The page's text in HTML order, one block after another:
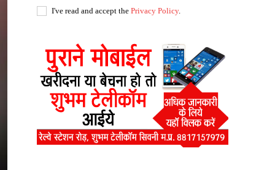
I've read and accept thePrivacy Policy.